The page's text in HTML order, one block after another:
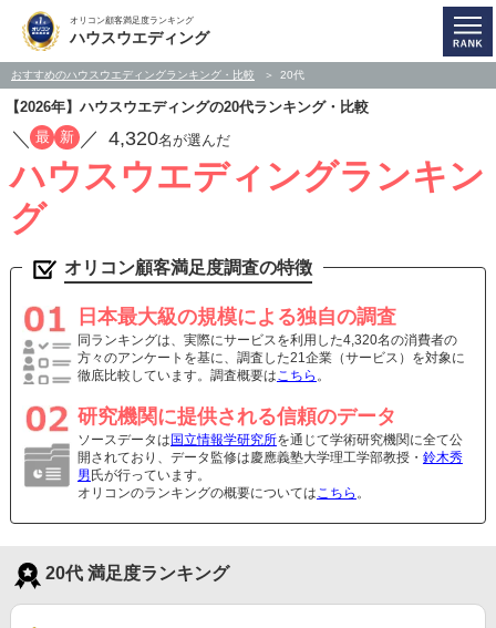
オリコン顧客満足度ランキング
ハウスウエディング
おすすめのハウスウエディングランキング・比較 20代
【2026年】ハウスウエディングの20代ランキング・比較
／ 最 新 ／ 4,320名が選んだ
ハウスウエディングランキン
グ
オリコン顧客満足度調査の特徴
日本最大級の規模による独自の調査
同ランキングは、実際にサービスを利用した4,320名の消費者の
方々のアンケートを基に、調査した21企業（サービス）を対象に
徹底比較しています。調査概要はこちら 。
研究機関に提供される信頼のデータ
ソースデータは 国立情報学研究所を通じて学術研究機関に全て公
開されており、データ監修は慶應義塾大学理工学部教授・ 鈴木秀
男 氏が行っています。
オリコンのランキングの概要についてはこちら 。
20代 満足度ランキング